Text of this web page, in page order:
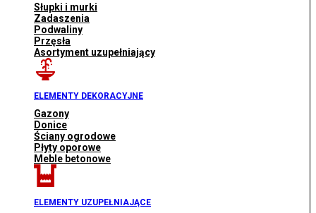
Słupki i murki
Zadaszenia
Podwaliny
Przęsła
Asortyment uzupełniający
ELEMENTY DEKORACYJNE
Gazony
Donice
Ściany ogrodowe
Płyty oporowe
Meble betonowe
ELEMENTY UZUPEŁNIAJĄCE